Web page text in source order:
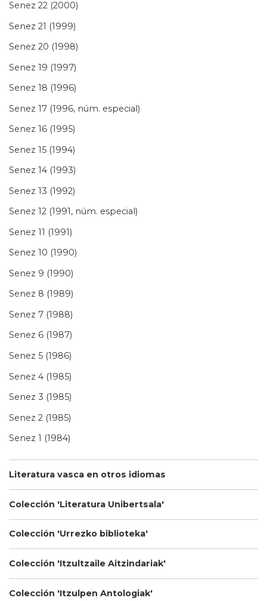
Senez 22 (2000)
Senez 21 (1999)
Senez 20 (1998)
Senez 19 (1997)
Senez 18 (1996)
Senez 17 (1996, núm. especial)
Senez 16 (1995)
Senez 15 (1994)
Senez 14 (1993)
Senez 13 (1992)
Senez 12 (1991, núm. especial)
Senez 11 (1991)
Senez 10 (1990)
Senez 9 (1990)
Senez 8 (1989)
Senez 7 (1988)
Senez 6 (1987)
Senez 5 (1986)
Senez 4 (1985)
Senez 3 (1985)
Senez 2 (1985)
Senez 1 (1984)
Literatura vasca en otros idiomas
Colección 'Literatura Unibertsala'
Colección 'Urrezko biblioteka'
Colección 'Itzultzaile Aitzindariak'
Colección 'Itzulpen Antologiak'